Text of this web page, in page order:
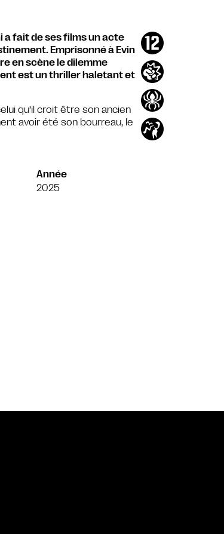
a fait de ses films un acte
Emprisonné à Evin
en scène le dilemme
est un thriller haletant et
qu’il croit être son ancien
avoir été son bourreau, le
Année
2025